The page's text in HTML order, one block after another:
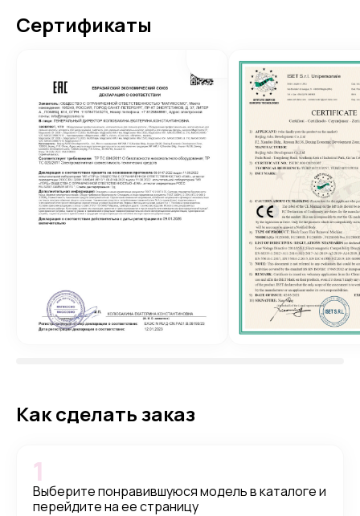
Сертификаты
Как сделать заказ
Выберите понравившуюся модель в каталоге и
перейдите на ее страницу
1